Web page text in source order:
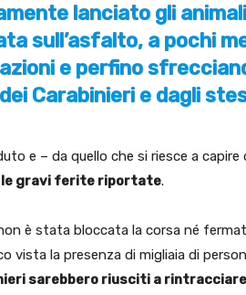
lanciato gli
sull’asfalto, a pochi
e perfino
Carabinieri e dagli
e – da quello che si riesce a
gravi ferite riportate.
è stata bloccata la corsa né
vista la presenza di migliaia di
sarebbero riusciti a